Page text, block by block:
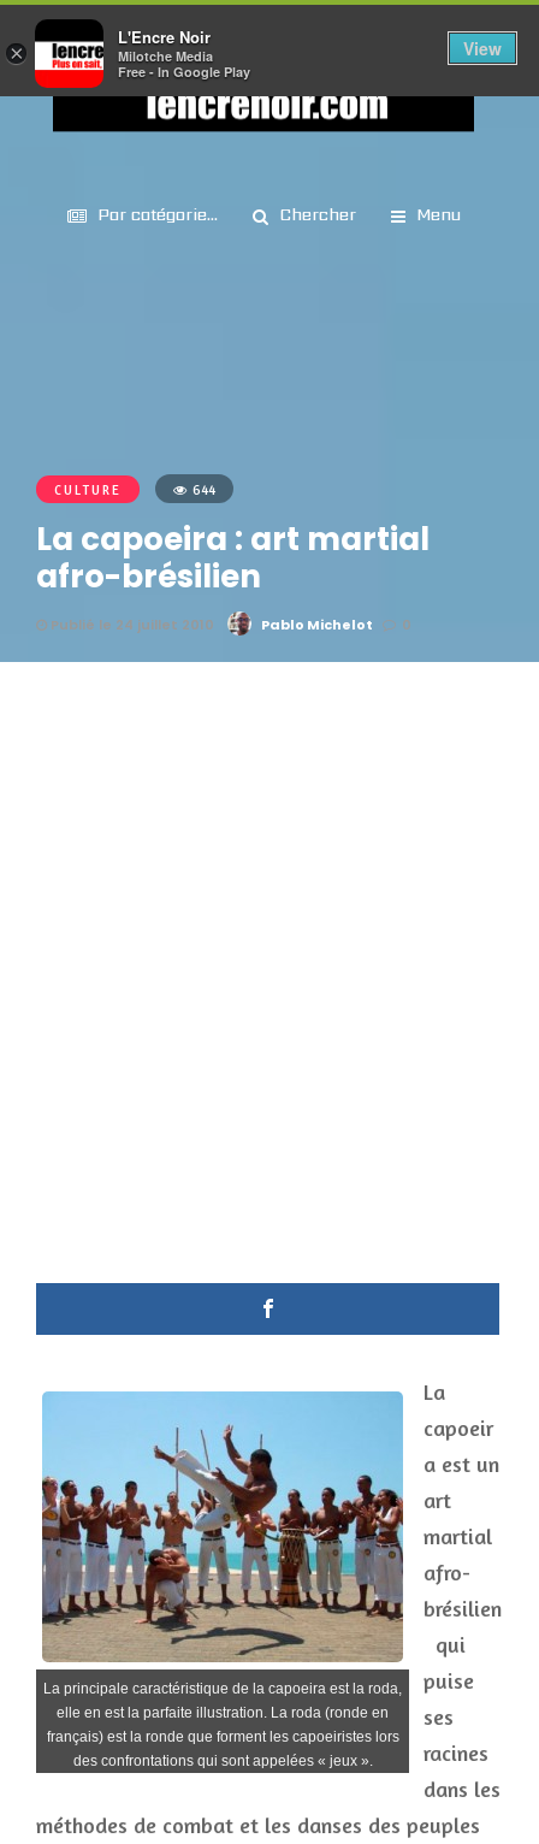
Par catégorie... Chercher Menu
CULTURE 644
La capoeira : art martial
afro-brésilien
Publié le 24 juillet 2010 Pablo Michelot 0
La principale caractéristique de la capoeira est la roda,
elle en est la parfaite illustration. La roda (ronde en
français) est la ronde que forment les capoeiristes lors
des confrontations qui sont appelées « jeux ».
La
capoeir
a est un
art
martial
afro-
brésilien
qui
puise
ses
racines
dans les
méthodes de combat et les danses des peuples
×
L'Encre Noir
Milotche Media
Free - In Google Play
View